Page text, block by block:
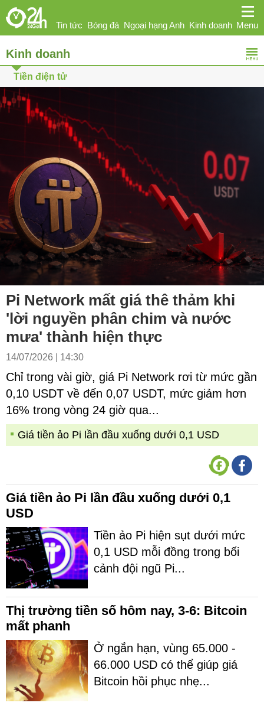
Menu
Tin tức Bóng đá Ngoại hạng Anh Kinh doanh
Giải trí
Kinh doanh
Tiền điện tử
Pi Network mất giá thê thảm khi
'lời nguyền phân chim và nước
mưa' thành hiện thực
14/07/2026 | 14:30
Chỉ trong vài giờ, giá Pi Network rơi từ mức gần
0,10 USDT về đến 0,07 USDT, mức giảm hơn
16% trong vòng 24 giờ qua...
Giá tiền ảo Pi lần đầu xuống dưới 0,1 USD
Giá tiền ảo Pi lần đầu xuống dưới 0,1
USD
Tiền ảo Pi hiện sụt dưới mức
0,1 USD mỗi đồng trong bối
cảnh đội ngũ Pi...
Thị trường tiền số hôm nay, 3-6: Bitcoin
mất phanh
Ở ngắn hạn, vùng 65.000 -
66.000 USD có thể giúp giá
Bitcoin hồi phục nhẹ...